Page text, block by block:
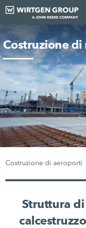
Costruzione
Costruzione di aeroporti
Struttura